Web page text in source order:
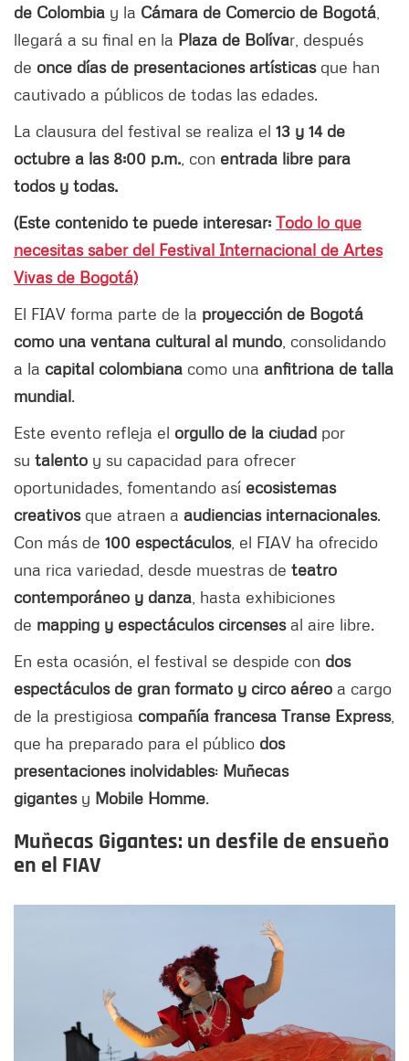
de Colombia y la Cámara de Comercio de Bogotá
llegará a su final en la Plaza de Bolívar, después
de once días de presentaciones artísticasque han
cautivado a públicos de todas las edades.
La clausura del festival se realiza el 13 y 14 de
octubre a las 8:00 p.m. , con entrada libre para
todos y todas.
(Este contenido te puede interesar: Todo lo que
necesitas saber del Festival Internacional de Artes
Vivas de Bogotá)
El FIAV forma parte de la proyección de Bogotá
como una ventana cultural al mundo , consolidando
a la capital colombiana como una anfitriona de talla
mundial.
Este evento refleja el orgullo de la ciudad por
su talento y su capacidad para ofrecer
oportunidades, fomentando así ecosistemas
creativosque atraen a audiencias internacionales.
Con más de 100 espectáculos, el FIAV ha ofrecido
una rica variedad, desde muestras de teatro
contemporáneo y danza , hasta exhibiciones
de mapping y espectáculos circensesal aire libre.
En esta ocasión, el festival se despide con dos
espectáculos de gran formato y circo aéreo a cargo
de la prestigiosa compañía francesa Transe Express,
que ha preparado para el público dos
presentaciones inolvidables: Muñecas
gigantesy Mobile Homme.
Muñecas Gigantes: un desfile de ensueño
en el FIAV